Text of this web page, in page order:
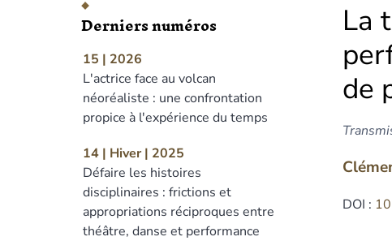
Derniers numéros
15 | 2026
L'actrice face au volcan
néoréaliste : une confrontation
propice à l'expérience du temps
14 | Hiver | 2025
Défaire les histoires
disciplinaires : frictions et
appropriations réciproques entre
théâtre, danse et performance
La
de
DOI :